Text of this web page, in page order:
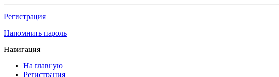
Регистрация
Напомнить пароль
Навигация
На главную
Регистрация